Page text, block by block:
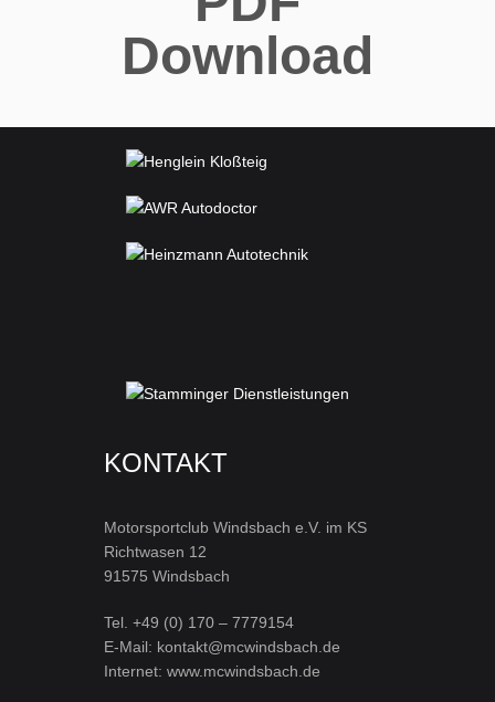
Download
KONTAKT
Motorsportclub Windsbach e.V. im KS
Richtwasen 12
91575 Windsbach
Tel. +49 (0) 170 – 7779154
E-Mail: kontakt@mcwindsbach.de
Internet: www.mcwindsbach.de